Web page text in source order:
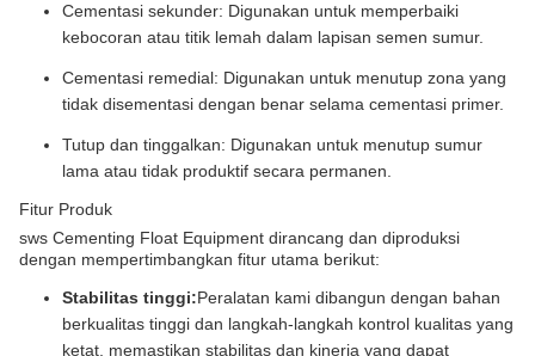
Cementasi sekunder: Digunakan untuk memperbaiki
kebocoran atau titik lemah dalam lapisan semen sumur.
Cementasi remedial: Digunakan untuk menutup zona yang
tidak disementasi dengan benar selama cementasi primer.
Tutup dan tinggalkan: Digunakan untuk menutup sumur
lama atau tidak produktif secara permanen.
Fitur Produk
sws Cementing Float Equipment dirancang dan diproduksi
dengan mempertimbangkan fitur utama berikut:
Stabilitas tinggi:Peralatan kami dibangun dengan bahan
berkualitas tinggi dan langkah-langkah kontrol kualitas yang
ketat, memastikan stabilitas dan kinerja yang dapat